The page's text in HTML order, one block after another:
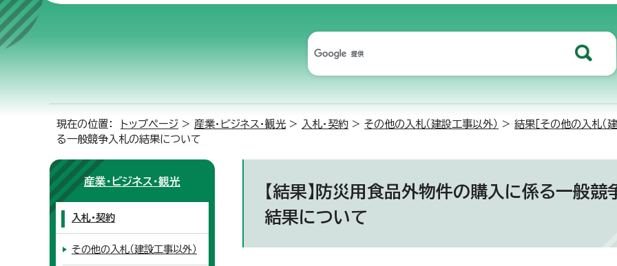
現在の位置： トップページ > 産業・ビジネス・観光 > 入札・契約 > その他の入札（建設工事以外） > 結果［その他の入札（
る一般競争入札の結果について
【結果】防災用食品外物件の購入に係る一般競
結果について
産業・ビジネス・観光
入札・契約
その他の入札（建設工事以外）